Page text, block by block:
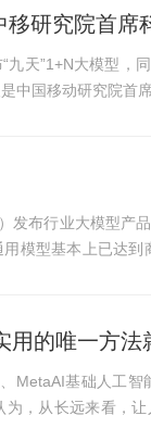
移研究院首席
天”1+N大模型，
中国移动研究院首
发布行业大模型产
模型基本上已达
用的唯一方法
MetaAI基础人工
，从长远来看，